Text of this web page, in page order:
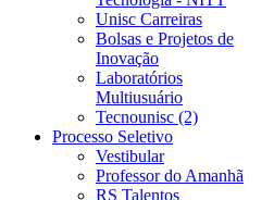
Unisc Carreiras
Bolsas e Projetos de
Inovação
Laboratórios
Multiusuário
Tecnounisc (2)
Processo Seletivo
Vestibular
Professor do Amanhã
RS Talentos